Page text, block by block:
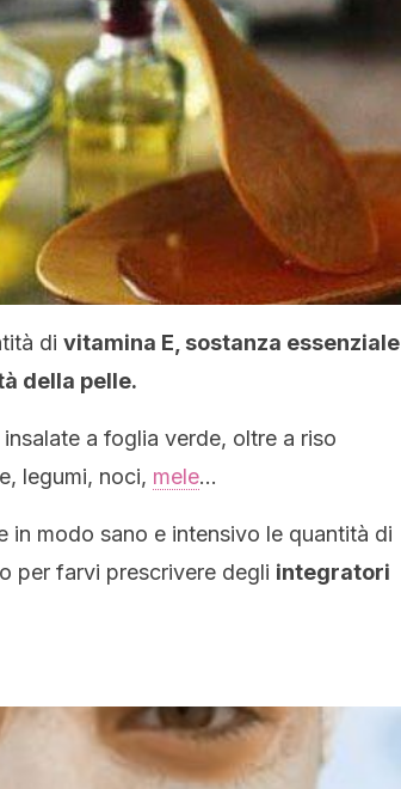
di vitamina E, sostanza essenziale
della pelle.
a foglia verde, oltre a riso
legumi, noci, mele…
in modo sano e intensivo le quantità di
per farvi prescrivere degli integratori